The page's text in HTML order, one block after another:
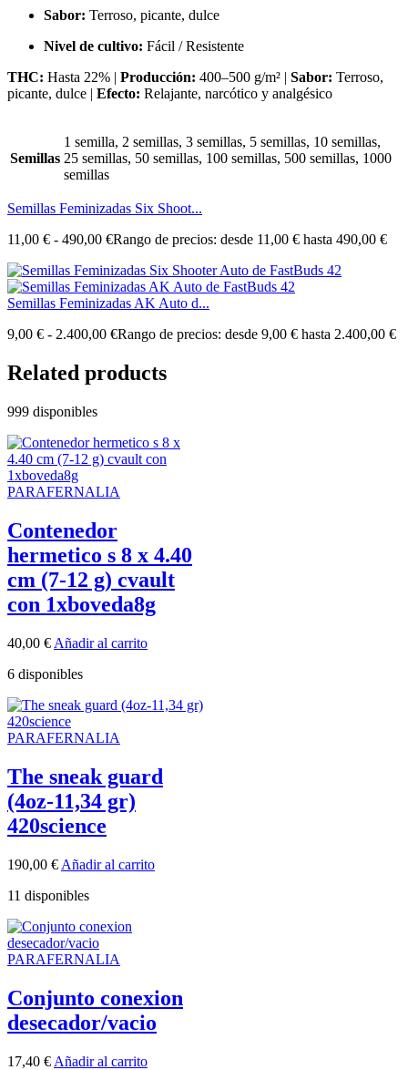
Sabor: Terroso, picante, dulce
Nivel de cultivo: Fácil / Resistente
THC: Hasta 22% | Producción: 400–500 g/m² | Sabor: Terroso,
picante, dulce | Efecto: Relajante, narcótico y analgésico
Semillas
1 semilla, 2 semillas, 3 semillas, 5 semillas, 10 semillas,
25 semillas, 50 semillas, 100 semillas, 500 semillas, 1000
semillas
Semillas Feminizadas Six Shoot...
11,00 € - 490,00 €Rango de precios: desde 11,00 € hasta 490,00 €
Semillas Feminizadas AK Auto d...
9,00 € - 2.400,00 €Rango de precios: desde 9,00 € hasta 2.400,00 €
Related products
999 disponibles
PARAFERNALIA
Contenedor
hermetico s 8 x 4.40
cm (7-12 g) cvault
con 1xboveda8g
40,00 € Añadir al carrito
6 disponibles
PARAFERNALIA
The sneak guard
(4oz-11,34 gr)
420science
190,00 € Añadir al carrito
11 disponibles
PARAFERNALIA
Conjunto conexion
desecador/vacio
17,40 € Añadir al carrito